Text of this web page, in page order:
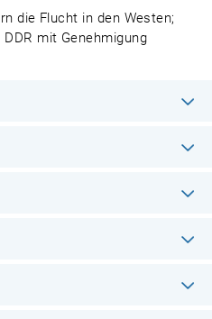
die Flucht in den Westen;
mit Genehmigung